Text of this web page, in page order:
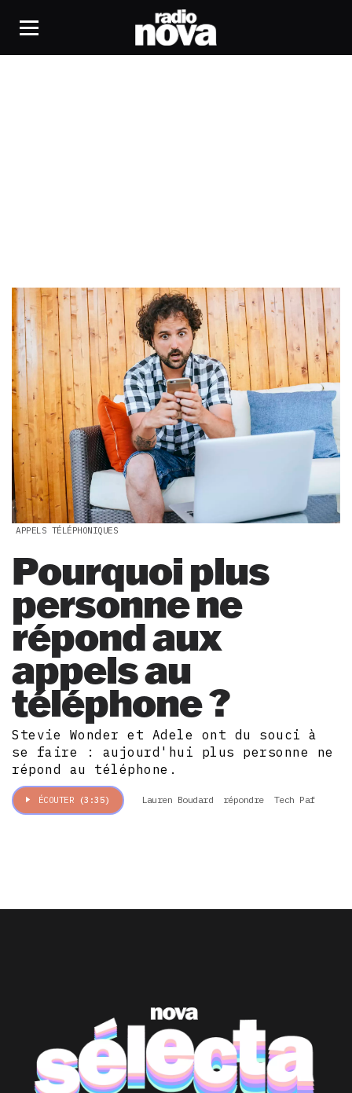
APPELS TÉLÉPHONIQUES
Pourquoi plus
personne ne
répond aux
appels au
téléphone ?
Stevie Wonder et Adele ont du souci à
se faire : aujourd'hui plus personne ne
répond au téléphone.
ÉCOUTER (3:35) Lauren Boudard répondre Tech Paf